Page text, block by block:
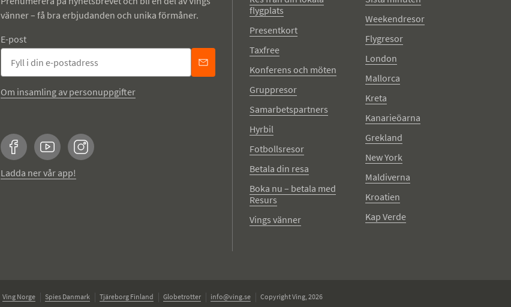
vänner – få bra erbjudanden och unika förmåner.
E-post
Om insamling av personuppgifter
FacebookYouTubeInstagram
Ladda ner vår app!
flygplats
Presentkort
Taxfree
Konferens och möten
Gruppresor
Samarbetspartners
Hyrbil
Fotbollsresor
Betala din resa
Boka nu – betala med
Resurs
Vings vänner
Weekendresor
Flygresor
London
Mallorca
Kreta
Kanarieöarna
Grekland
New York
Maldiverna
Kroatien
Kap Verde
Ving Norge Spies Danmark Tjäreborg Finland Globetrotter info@ving.se Copyright Ving, 2026